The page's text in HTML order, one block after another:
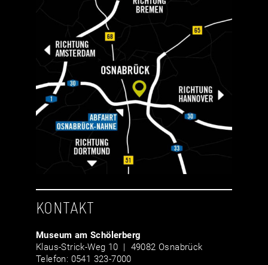
KONTAKT
Museum am Schölerberg
Klaus-Strick-Weg 10 | 49082 Osnabrück
Telefon: 0541 323-7000